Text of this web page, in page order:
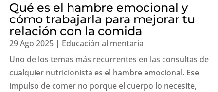
Qué es el hambre emocional y
cómo trabajarla para mejorar tu
relación con la comida
29 Ago 2025 | Educación alimentaria
Uno de los temas más recurrentes en las consultas de
cualquier nutricionista es el hambre emocional. Ese
impulso de comer no porque el cuerpo lo necesite,